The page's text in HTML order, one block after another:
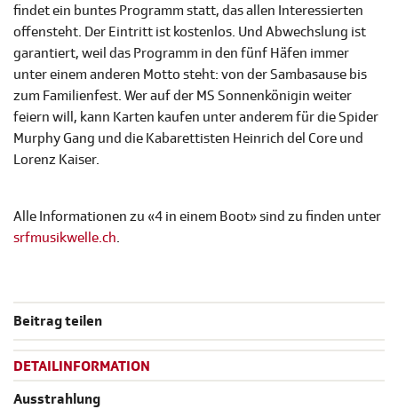
findet ein buntes Programm statt, das allen Interessierten
offensteht. Der Eintritt ist kostenlos. Und Abwechslung ist
garantiert, weil das Programm in den fünf Häfen immer
unter einem anderen Motto steht: von der Sambasause bis
zum Familienfest. Wer auf der MS Sonnenkönigin weiter
feiern will, kann Karten kaufen unter anderem für die Spider
Murphy Gang und die Kabarettisten Heinrich del Core und
Lorenz Kaiser.
Alle Informationen zu «4 in einem Boot» sind zu finden unter
srfmusikwelle.ch.
Beitrag teilen
DETAILINFORMATION
Ausstrahlung